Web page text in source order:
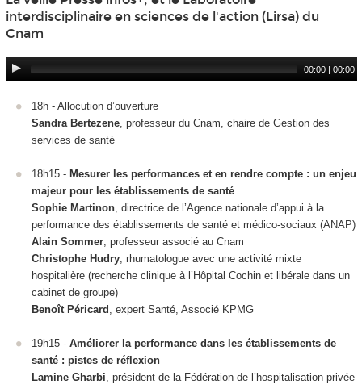
interdisciplinaire en sciences de l'action (Lirsa) du
Cnam
00:00| 00:00
18h - Allocution d’ouverture
Sandra Bertezene , professeur du Cnam, chaire de Gestion des
services de santé
18h15 - Mesurer les performances et en rendre compte : un enjeu
majeur pour les établissements de santé
Sophie Martinon , directrice de l’Agence nationale d’appui à la
performance des établissements de santé et médico-sociaux (ANAP)
Alain Sommer , professeur associé au Cnam
Christophe Hudry , rhumatologue avec une activité mixte
hospitalière (recherche clinique à l’Hôpital Cochin et libérale dans un
cabinet de groupe)
Benoît Péricard , expert Santé, Associé KPMG
19h15 - Améliorer la performance dans les établissements de
santé : pistes de réflexion
Lamine Gharbi , président de la Fédération de l’hospitalisation privée